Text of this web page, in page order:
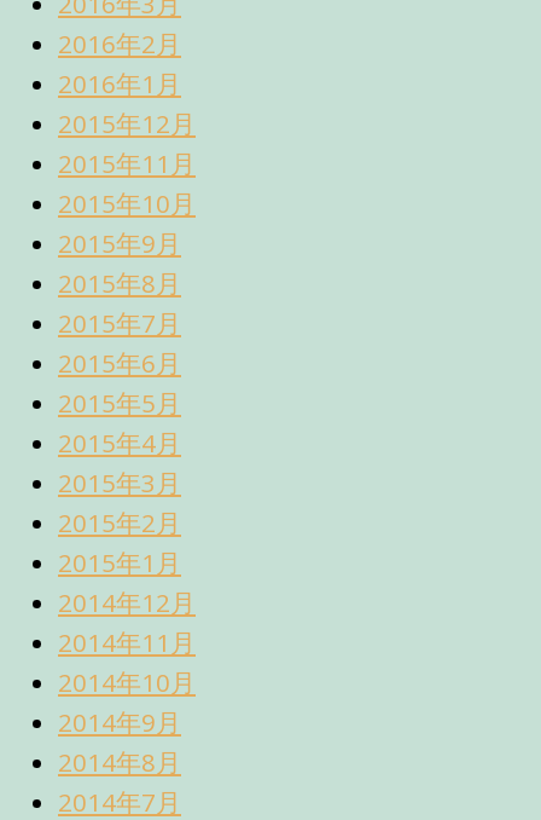
2016年2月
2016年1月
2015年12月
2015年11月
2015年10月
2015年9月
2015年8月
2015年7月
2015年6月
2015年5月
2015年4月
2015年3月
2015年2月
2015年1月
2014年12月
2014年11月
2014年10月
2014年9月
2014年8月
2014年7月